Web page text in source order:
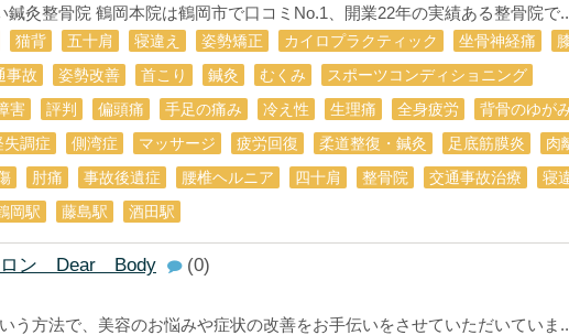
灸整骨院 鶴岡本院は鶴岡市で口コミNo.1、開業22年の実績ある整骨院で
猫背 五十肩 寝違え 姿勢矯正 カイロプラクティック 坐骨神経痛
事故 姿勢改善 首こり 鍼灸 むくみ
スポーツコンディショニング
害 評判 偏頭痛 手足の痛み 冷え性 生理痛 全身疲労
背骨のゆが
失調症 側湾症 マッサージ 疲労回復 柔道整復・鍼灸 足底筋膜炎
肉
肘痛 事故後遺症 腰椎ヘルニア 四十肩 整骨院 交通事故治療
寝
岡駅 藤島駅 酒田駅
ロン Dear Body
(0)
う方法で、美容のお悩みや症状の改善をお手伝いをさせていただいていま